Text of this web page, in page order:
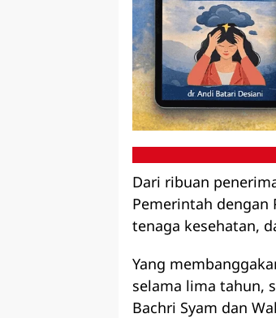
Dari ribuan
Pemerintah dengan
tenaga kesehatan,
Yang
selama lima tahun,
Bachri Syam dan